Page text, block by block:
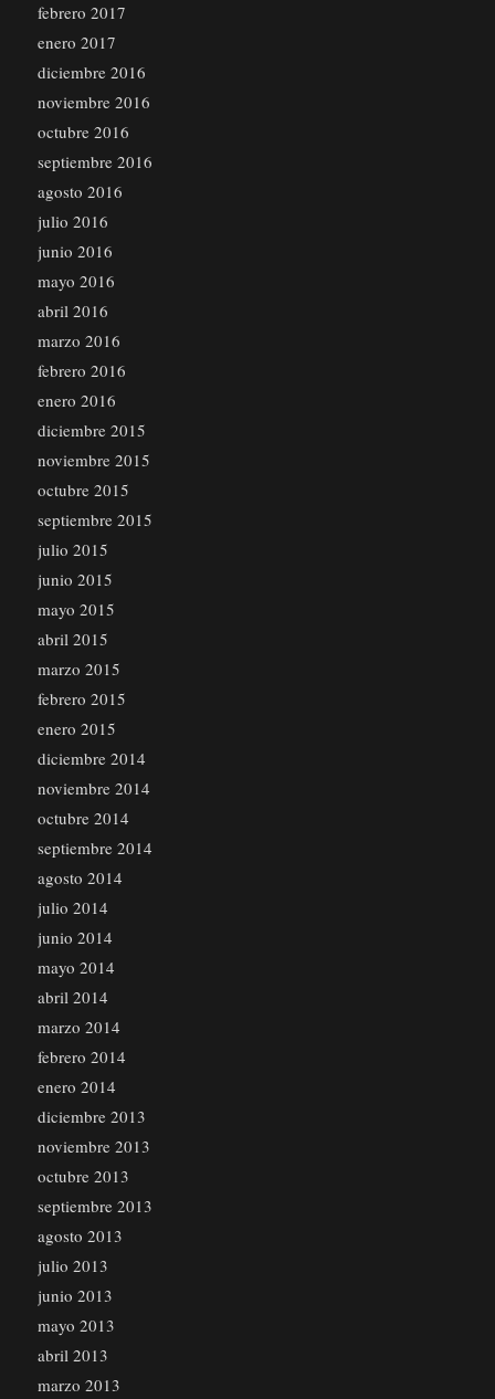
febrero 2017
enero 2017
diciembre 2016
noviembre 2016
octubre 2016
septiembre 2016
agosto 2016
julio 2016
junio 2016
mayo 2016
abril 2016
marzo 2016
febrero 2016
enero 2016
diciembre 2015
noviembre 2015
octubre 2015
septiembre 2015
julio 2015
junio 2015
mayo 2015
abril 2015
marzo 2015
febrero 2015
enero 2015
diciembre 2014
noviembre 2014
octubre 2014
septiembre 2014
agosto 2014
julio 2014
junio 2014
mayo 2014
abril 2014
marzo 2014
febrero 2014
enero 2014
diciembre 2013
noviembre 2013
octubre 2013
septiembre 2013
agosto 2013
julio 2013
junio 2013
mayo 2013
abril 2013
marzo 2013